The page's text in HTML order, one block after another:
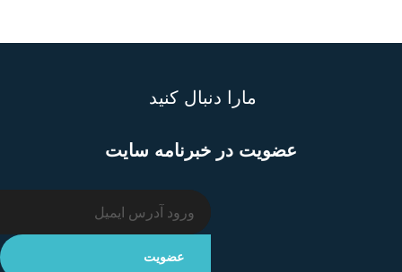
مارا دنبال کنید
عضویت در خبرنامه سایت